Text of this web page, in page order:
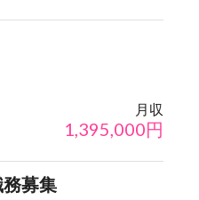
月収
1,395,000円
募集